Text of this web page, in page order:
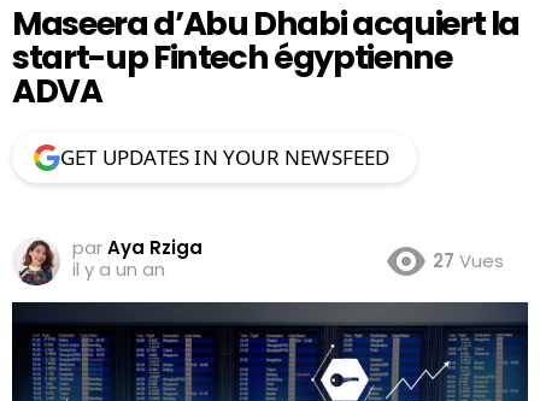
Maseera d’Abu Dhabi acquiert la
start-up Fintech égyptienne
ADVA
GET UPDATES IN YOUR NEWSFEED
parAya Rziga
il y a un an
27 Vues